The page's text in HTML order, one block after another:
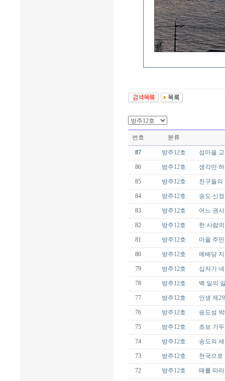
번호 분류
87 방주12호 섬마을
86 방주12호 생각만
85 방주12호 친구들의
84 방주12호 송도 신
83 방주12호 어느 권
82 방주12호 한 사람
81 방주12호 마을 주
80 방주12호 예배당
79 방주12호 십자가
78 방주12호 백 일의
77 방주12호 인생 제2
76 방주12호 송도섬
75 방주12호 초보 가
74 방주12호 송도의
73 방주12호 천국으로
72 방주12호 때를 따